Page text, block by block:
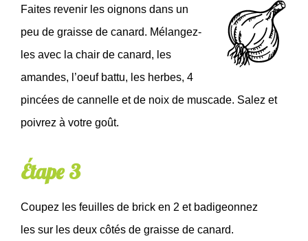
Faites revenir les oignons dans un
peu de graisse de canard. Mélangez-
les avec la chair de canard, les
amandes, l’oeuf battu, les herbes, 4
pincées de cannelle et de noix de muscade. Salez et
poivrez à votre goût.
Étape 3
Coupez les feuilles de brick en 2 et badigeonnez
les sur les deux côtés de graisse de canard.